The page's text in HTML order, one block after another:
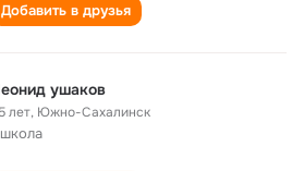
Добавить в друзья
ушаков
лет, Южно-Сахалинск